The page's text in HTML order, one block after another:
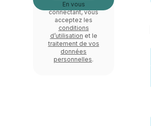
En vous
connectant, vous
acceptez les
conditions
d’utilisation et le
traitement de vos
données
personnelles.